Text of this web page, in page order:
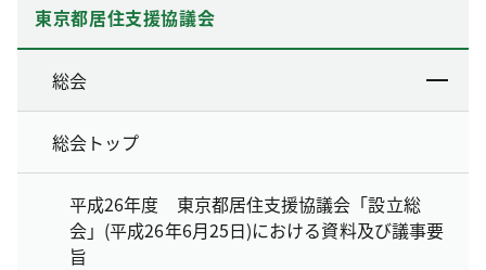
東京都居住支援協議会
総会
総会トップ
平成26年度 東京都居住支援協議会「設立総
会」(平成26年6月25日)における資料及び議事要
旨